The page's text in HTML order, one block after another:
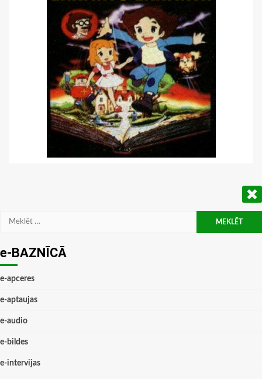
Meklēt:
e-BAZNĪCĀ
e-apceres
e-aptaujas
e-audio
e-bildes
e-intervijas